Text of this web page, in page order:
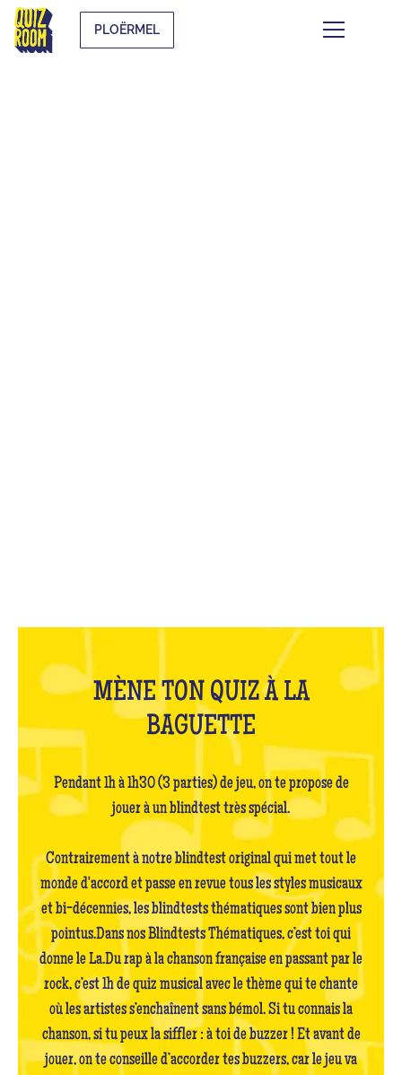
PLOËRMEL
MÈNE TON QUIZ À LA
BAGUETTE
Pendant 1h à 1h30 (3 parties) de jeu, on te propose de
jouer à un blindtest très spécial.
Contrairement à notre blindtest original qui met tout le
monde d'accord et passe en revue tous les styles musicaux
et bi-décennies, les blindtests thématiques sont bien plus
pointus.Dans nos Blindtests Thématiques, c’est toi qui
donne le La.Du rap à la chanson française en passant par le
rock, c’est 1h de quiz musical avec le thème qui te chante
où les artistes s’enchaînent sans bémol. Si tu connais la
chanson, si tu peux la siffler : à toi de buzzer ! Et avant de
jouer, on te conseille d’accorder tes buzzers, car le jeu va